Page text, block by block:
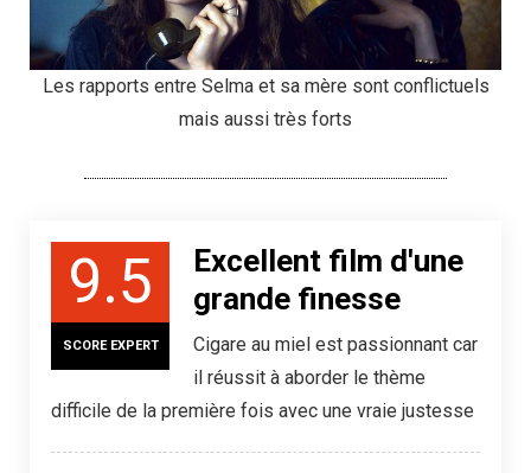
Les rapports entre Selma et sa mère sont conflictuels
mais aussi très forts
9.5
SCORE EXPERT
Excellent film d'une
grande finesse
Cigare au miel est passionnant car
il réussit à aborder le thème
difficile de la première fois avec une vraie justesse